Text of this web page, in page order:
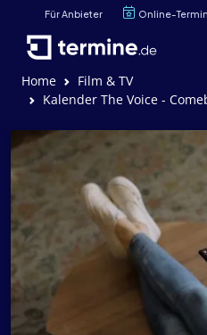
Für Anbieter Online-
Home
Film & TV
Kalender The Voice -